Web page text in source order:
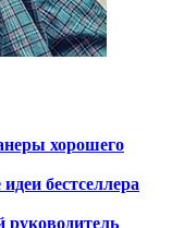
хорошего
бестселлера